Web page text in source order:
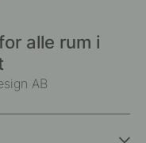
alle rum i
AB